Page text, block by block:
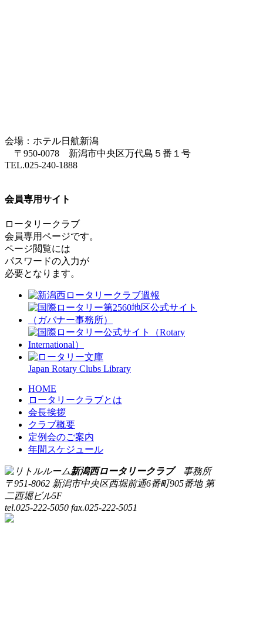
会場： ホテル日航新潟
〒950-0078 新潟市中央区万代島５番１号
TEL.025-240-1888
会員専用サイト
ロータリークラブ
会員専用ページです。
ページ閲覧には
パスワードの入力が
必要となります。
Japan Rotary Clubs Library
HOME
ロータリークラブとは
会⻑挨拶
クラブ概要
定例会のご案内
年間スケジュール
新潟西ロータリークラブ 事務所
〒951-8062 新潟市中央区西堀前通6番町905番地 第
二西堀ビル5F
tel.025-222-5050 fax.025-222-5051